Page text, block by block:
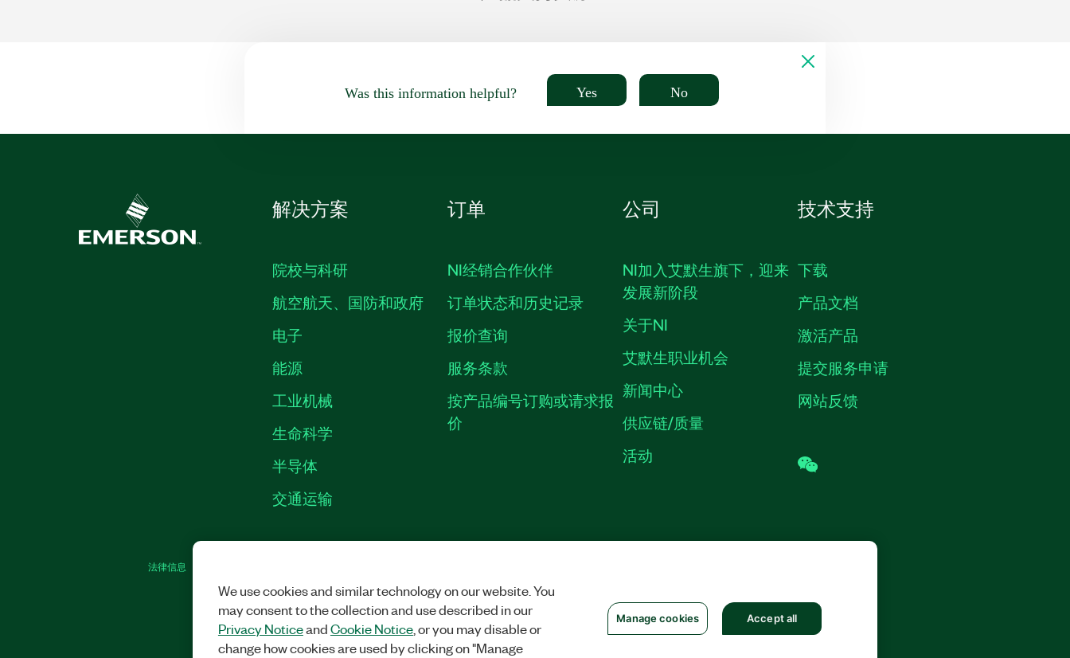
Was this information helpful? Yes No
解决方案
院校与科研
航空航天、国防和政府
电子
能源
工业机械
生命科学
半导体
交通运输
订单
NI经销合作伙伴
订单状态和历史记录
报价查询
服务条款
按产品编号订购或请求报
价
公司
NI加入艾默生旗下，迎来
发展新阶段
关于NI
艾默生职业机会
新闻中心
供应链/质量
活动
技术支持
下载
产品文档
激活产品
提交服务申请
网站反馈
wechat
法律信息
We use cookies and similar technology on our website. You
may consent to the collection and use described in our
Privacy NoticeandCookie Notice, or you may disable or
change how cookies are used by clicking on "Manage
Manage cookies Accept all